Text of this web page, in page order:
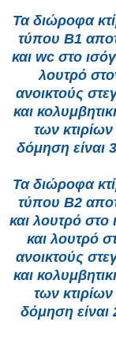
Τα διώροφα
τύπου Β1
και wc στο
λουτρό
ανοικτούς
και
των
δόμηση είναι
Τα διώροφα
τύπου Β2
και λουτρό στο
και λουτρό
ανοικτούς
και
των
δόμηση είναι